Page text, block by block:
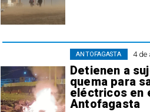
4 de
Detienen a
quema para
eléctricos en
Antofagasta
ANTOFAGASTA